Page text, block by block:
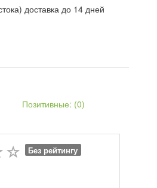
доставка до 14 дней
Позитивные: (0)
Без рейтингу